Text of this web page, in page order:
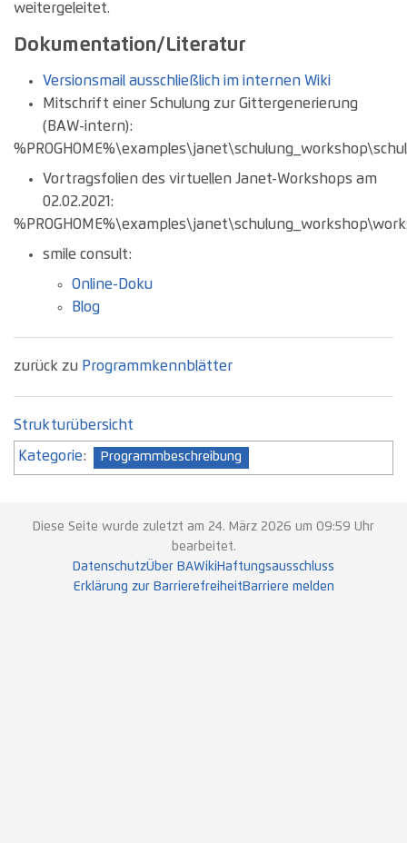
weitergeleitet.
Dokumentation/Literatur
Versionsmail ausschließlich im internen Wiki
Mitschrift einer Schulung zur Gittergenerierung
(BAW-intern):
Vortragsfolien des virtuellen Janet-Workshops am
02.02.2021:
smile consult:
Online-Doku
Blog
zurück zu Programmkennblätter
Strukturübersicht
Kategorie: Programmbeschreibung
Diese Seite wurde zuletzt am 24. März 2026 um 09:59 Uhr
bearbeitet.
DatenschutzÜber BAWiki Haftungsausschluss
Erklärung zur BarrierefreiheitBarriere melden